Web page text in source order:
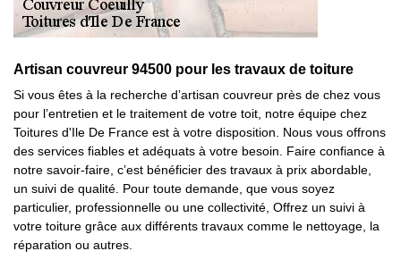
Artisan couvreur 94500 pour les travaux de toiture
Si vous êtes à la recherche d’artisan couvreur près de chez vous
pour l’entretien et le traitement de votre toit, notre équipe chez
Toitures d'Ile De France est à votre disposition. Nous vous offrons
des services fiables et adéquats à votre besoin. Faire confiance à
notre savoir-faire, c’est bénéficier des travaux à prix abordable,
un suivi de qualité. Pour toute demande, que vous soyez
particulier, professionnelle ou une collectivité, Offrez un suivi à
votre toiture grâce aux différents travaux comme le nettoyage, la
réparation ou autres.